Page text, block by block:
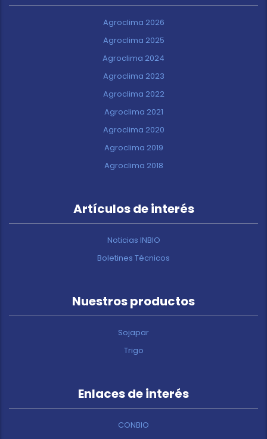
Agroclima 2026
Agroclima 2025
Agroclima 2024
Agroclima 2023
Agroclima 2022
Agroclima 2021
Agroclima 2020
Agroclima 2019
Agroclima 2018
Artículos de interés
Noticias INBIO
Boletines Técnicos
Nuestros productos
Sojapar
Trigo
Enlaces de interés
CONBIO